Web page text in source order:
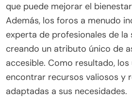
que puede mejorar el
Además, los foros a menudo
experta de profesionales de la
creando un atributo único de
accesible. Como resultado,
encontrar recursos valiosos y
adaptadas a sus necesidades.